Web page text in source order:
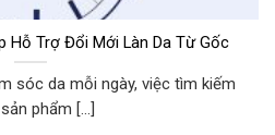
Hỗ Trợ Đổi Mới Làn Da Từ Gốc
sóc da mỗi ngày, việc tìm kiếm
phẩm [...]